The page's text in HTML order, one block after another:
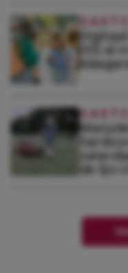
(10)
de lijn